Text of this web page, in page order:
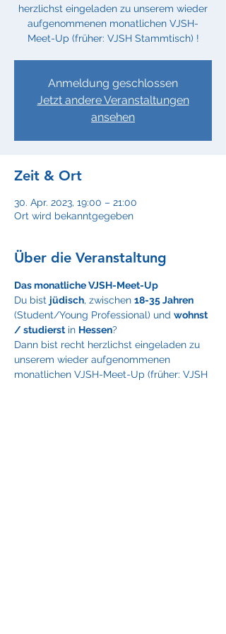
herzlichst eingeladen zu unserem wieder
aufgenommenen monatlichen VJSH-
Meet-Up (früher: VJSH Stammtisch) !
Anmeldung geschlossen
Jetzt andere Veranstaltungen
ansehen
Zeit & Ort
30. Apr. 2023, 19:00 – 21:00
Ort wird bekanntgegeben
Über die Veranstaltung
Das monatliche VJSH-Meet-Up
Du bist jüdisch, zwischen 18-35 Jahren
(Student/Young Professional) und wohnst
/ studierst in Hessen?
Dann bist recht herzlichst eingeladen zu
unserem wieder aufgenommenen
monatlichen VJSH-Meet-Up (früher: VJSH